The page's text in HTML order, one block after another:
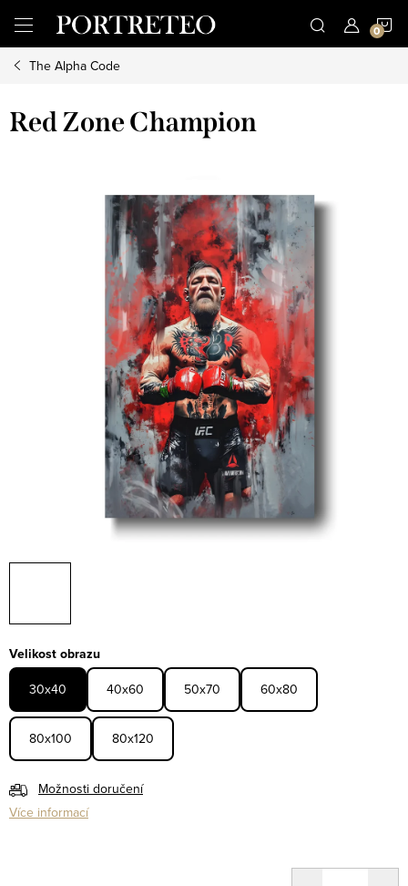
obsah
The Alpha Code
Red Zone Champion
Velikost obrazu
30x40 40x60 50x70 60x80
80x100 80x120
Možnosti doručení
Více informací